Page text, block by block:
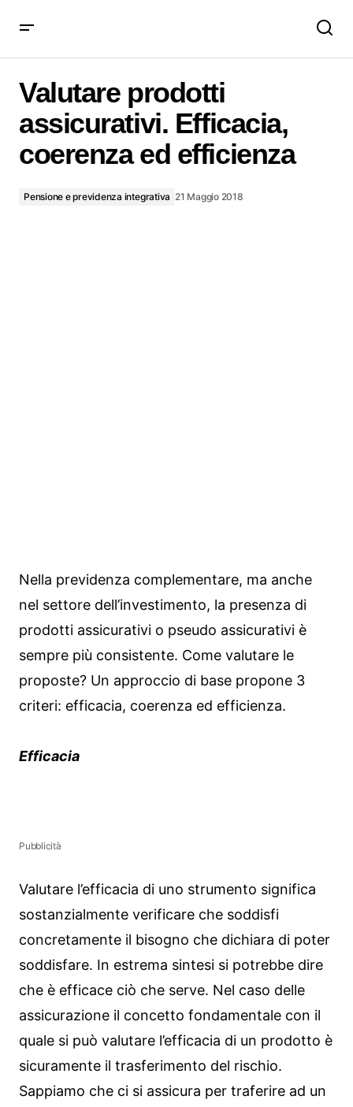
efficienza
Valutare prodotti
assicurativi. Efficacia,
coerenza ed efficienza
Pensione e previdenza integrativa 21 Maggio 2018
Nella previdenza complementare, ma anche
nel settore dell’investimento, la presenza di
prodotti assicurativi o pseudo assicurativi è
sempre più consistente. Come valutare le
proposte? Un approccio di base propone 3
criteri: efficacia, coerenza ed efficienza.
Efficacia
Pubblicità
Valutare l’efficacia di uno strumento significa
sostanzialmente verificare che soddisfi
concretamente il bisogno che dichiara di poter
soddisfare. In estrema sintesi si potrebbe dire
che è efficace ciò che serve. Nel caso delle
assicurazione il concetto fondamentale con il
quale si può valutare l’efficacia di un prodotto è
sicuramente il trasferimento del rischio.
Sappiamo che ci si assicura per traferire ad un